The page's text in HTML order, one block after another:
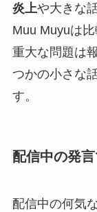
炎上や大きな
Muu Muyuは
重大な問題は
つかの小さな
す。
配信中の発
配信中の何気